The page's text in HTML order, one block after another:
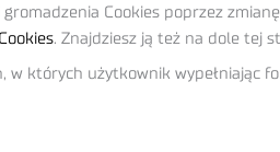
Cookies poprzez
. Znajdziesz ją też na dole tej
których użytkownik wypełniając